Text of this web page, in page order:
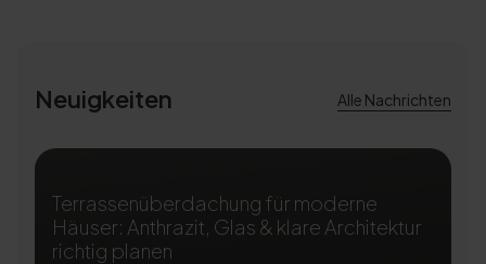
Neuigkeiten Alle Nachrichten
Terrassenüberdachung für moderne
Häuser: Anthrazit, Glas & klare Architektur
richtig planen